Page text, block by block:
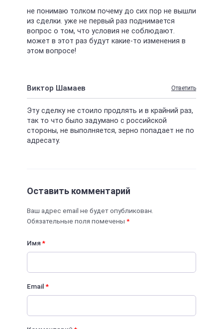
не понимаю толком почему до сих пор не вышли
из сделки. уже не первый раз поднимается
вопрос о том, что условия не соблюдают.
может в этот раз будут какие-то изменения в
этом вопросе!
Виктор Шамаев Ответить
Эту сделку не стоило продлять и в крайний раз,
так то что было задумано с российской
стороны, не выполняется, зерно попадает не по
адресату.
Оставить комментарий
Ваш адрес email не будет опубликован.
Обязательные поля помечены *
Имя*
Email*